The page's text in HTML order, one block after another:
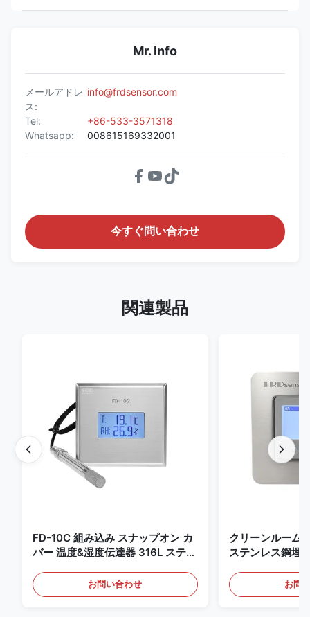
Mr. Info
メールアドレ
ス:
info@frdsensor.com
Tel:
+86-533-3571318
Whatsapp:
008615169332001
今すぐ問い合わせ
関連製品
FD-10C 組み込み スナップオン カ
バー 温度&湿度伝達器 316L ステン
お問い合わせ
クリーンルーム
ステンレス鋼埋
知用
お問